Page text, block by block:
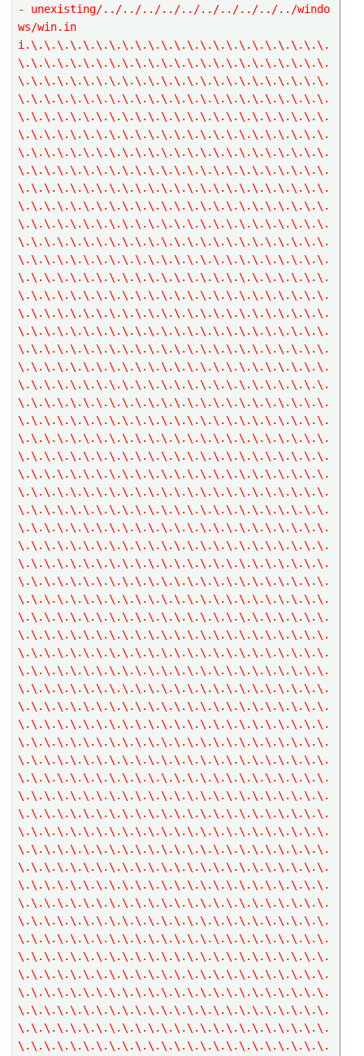
- unexisting/../../../../../../../../../../windo
ws/win.in
i.\.\.\.\.\.\.\.\.\.\.\.\.\.\.\.\.\.\.\.\.\.\.\.
\.\.\.\.\.\.\.\.\.\.\.\.\.\.\.\.\.\.\.\.\.\.\.\.
\.\.\.\.\.\.\.\.\.\.\.\.\.\.\.\.\.\.\.\.\.\.\.\.
\.\.\.\.\.\.\.\.\.\.\.\.\.\.\.\.\.\.\.\.\.\.\.\.
\.\.\.\.\.\.\.\.\.\.\.\.\.\.\.\.\.\.\.\.\.\.\.\.
\.\.\.\.\.\.\.\.\.\.\.\.\.\.\.\.\.\.\.\.\.\.\.\.
\.\.\.\.\.\.\.\.\.\.\.\.\.\.\.\.\.\.\.\.\.\.\.\.
\.\.\.\.\.\.\.\.\.\.\.\.\.\.\.\.\.\.\.\.\.\.\.\.
\.\.\.\.\.\.\.\.\.\.\.\.\.\.\.\.\.\.\.\.\.\.\.\.
\.\.\.\.\.\.\.\.\.\.\.\.\.\.\.\.\.\.\.\.\.\.\.\.
\.\.\.\.\.\.\.\.\.\.\.\.\.\.\.\.\.\.\.\.\.\.\.\.
\.\.\.\.\.\.\.\.\.\.\.\.\.\.\.\.\.\.\.\.\.\.\.\.
\.\.\.\.\.\.\.\.\.\.\.\.\.\.\.\.\.\.\.\.\.\.\.\.
\.\.\.\.\.\.\.\.\.\.\.\.\.\.\.\.\.\.\.\.\.\.\.\.
\.\.\.\.\.\.\.\.\.\.\.\.\.\.\.\.\.\.\.\.\.\.\.\.
\.\.\.\.\.\.\.\.\.\.\.\.\.\.\.\.\.\.\.\.\.\.\.\.
\.\.\.\.\.\.\.\.\.\.\.\.\.\.\.\.\.\.\.\.\.\.\.\.
\.\.\.\.\.\.\.\.\.\.\.\.\.\.\.\.\.\.\.\.\.\.\.\.
\.\.\.\.\.\.\.\.\.\.\.\.\.\.\.\.\.\.\.\.\.\.\.\.
\.\.\.\.\.\.\.\.\.\.\.\.\.\.\.\.\.\.\.\.\.\.\.\.
\.\.\.\.\.\.\.\.\.\.\.\.\.\.\.\.\.\.\.\.\.\.\.\.
\.\.\.\.\.\.\.\.\.\.\.\.\.\.\.\.\.\.\.\.\.\.\.\.
\.\.\.\.\.\.\.\.\.\.\.\.\.\.\.\.\.\.\.\.\.\.\.\.
\.\.\.\.\.\.\.\.\.\.\.\.\.\.\.\.\.\.\.\.\.\.\.\.
\.\.\.\.\.\.\.\.\.\.\.\.\.\.\.\.\.\.\.\.\.\.\.\.
\.\.\.\.\.\.\.\.\.\.\.\.\.\.\.\.\.\.\.\.\.\.\.\.
\.\.\.\.\.\.\.\.\.\.\.\.\.\.\.\.\.\.\.\.\.\.\.\.
\.\.\.\.\.\.\.\.\.\.\.\.\.\.\.\.\.\.\.\.\.\.\.\.
\.\.\.\.\.\.\.\.\.\.\.\.\.\.\.\.\.\.\.\.\.\.\.\.
\.\.\.\.\.\.\.\.\.\.\.\.\.\.\.\.\.\.\.\.\.\.\.\.
\.\.\.\.\.\.\.\.\.\.\.\.\.\.\.\.\.\.\.\.\.\.\.\.
\.\.\.\.\.\.\.\.\.\.\.\.\.\.\.\.\.\.\.\.\.\.\.\.
\.\.\.\.\.\.\.\.\.\.\.\.\.\.\.\.\.\.\.\.\.\.\.\.
\.\.\.\.\.\.\.\.\.\.\.\.\.\.\.\.\.\.\.\.\.\.\.\.
\.\.\.\.\.\.\.\.\.\.\.\.\.\.\.\.\.\.\.\.\.\.\.\.
\.\.\.\.\.\.\.\.\.\.\.\.\.\.\.\.\.\.\.\.\.\.\.\.
\.\.\.\.\.\.\.\.\.\.\.\.\.\.\.\.\.\.\.\.\.\.\.\.
\.\.\.\.\.\.\.\.\.\.\.\.\.\.\.\.\.\.\.\.\.\.\.\.
\.\.\.\.\.\.\.\.\.\.\.\.\.\.\.\.\.\.\.\.\.\.\.\.
\.\.\.\.\.\.\.\.\.\.\.\.\.\.\.\.\.\.\.\.\.\.\.\.
\.\.\.\.\.\.\.\.\.\.\.\.\.\.\.\.\.\.\.\.\.\.\.\.
\.\.\.\.\.\.\.\.\.\.\.\.\.\.\.\.\.\.\.\.\.\.\.\.
\.\.\.\.\.\.\.\.\.\.\.\.\.\.\.\.\.\.\.\.\.\.\.\.
\.\.\.\.\.\.\.\.\.\.\.\.\.\.\.\.\.\.\.\.\.\.\.\.
\.\.\.\.\.\.\.\.\.\.\.\.\.\.\.\.\.\.\.\.\.\.\.\.
\.\.\.\.\.\.\.\.\.\.\.\.\.\.\.\.\.\.\.\.\.\.\.\.
\.\.\.\.\.\.\.\.\.\.\.\.\.\.\.\.\.\.\.\.\.\.\.\.
\.\.\.\.\.\.\.\.\.\.\.\.\.\.\.\.\.\.\.\.\.\.\.\.
\.\.\.\.\.\.\.\.\.\.\.\.\.\.\.\.\.\.\.\.\.\.\.\.
\.\.\.\.\.\.\.\.\.\.\.\.\.\.\.\.\.\.\.\.\.\.\.\.
\.\.\.\.\.\.\.\.\.\.\.\.\.\.\.\.\.\.\.\.\.\.\.\.
\.\.\.\.\.\.\.\.\.\.\.\.\.\.\.\.\.\.\.\.\.\.\.\.
\.\.\.\.\.\.\.\.\.\.\.\.\.\.\.\.\.\.\.\.\.\.\.\.
\.\.\.\.\.\.\.\.\.\.\.\.\.\.\.\.\.\.\.\.\.\.\.\.
\.\.\.\.\.\.\.\.\.\.\.\.\.\.\.\.\.\.\.\.\.\.\.\.
\.\.\.\.\.\.\.\.\.\.\.\.\.\.\.\.\.\.\.\.\.\.\.\.
\.\.\.\.\.\.\.\.\.\.\.\.\.\.\.\.\.\.\.\.\.\.\.\.